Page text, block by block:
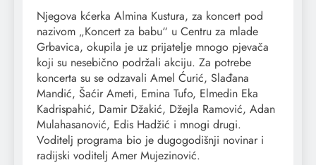
Njegova kćerka Almina Kustura, za koncert pod
nazivom „Koncert za babu“ u Centru za mlade
Grbavica, okupila je uz prijatelje mnogo pjevača
koji su nesebično podržali akciju. Za potrebe
koncerta su se odzavali Amel Ćurić, Slađana
Mandić, Šaćir Ameti, Emina Tufo, Elmedin Eka
Kadrispahić, Damir Džakić, Džejla Ramović, Adan
Mulahasanović, Edis Hadžić i mnogi drugi.
Voditelj programa bio je dugogodišnji novinar i
radijski voditelj Amer Mujezinović.